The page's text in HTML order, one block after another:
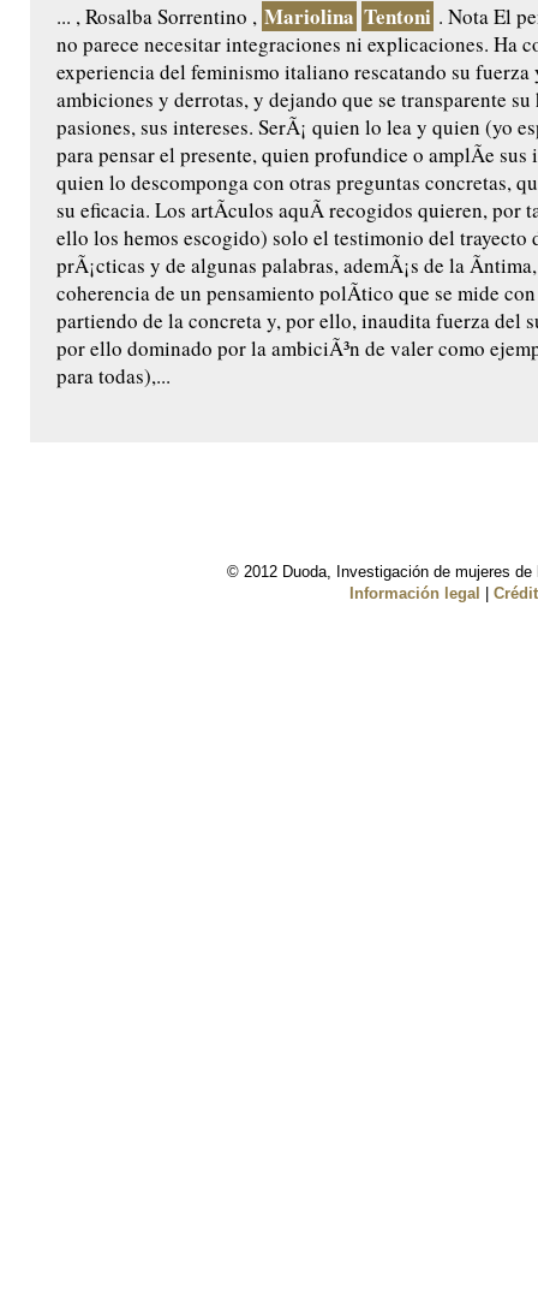
... , Rosalba Sorrentino , Mariolina Tentoni . Nota El
no parece necesitar integraciones ni explicaciones. Ha
experiencia del feminismo italiano rescatando su
ambiciones y derrotas, y dejando que se transparente
pasiones, sus intereses. SerÃ¡ quien lo lea y quien (yo
para pensar el presente, quien profundice o amplÃ­e
quien lo descomponga con otras preguntas concretas,
su eficacia. Los artÃ­culos aquÃ­ recogidos quieren, por
ello los hemos escogido) solo el testimonio del trayecto
prÃ¡cticas y de algunas palabras, ademÃ¡s de la
coherencia de un pensamiento polÃ­tico que se mide
partiendo de la concreta y, por ello, inaudita fuerza del
por ello dominado por la ambiciÃ³n de valer como
para todas),...
© 2012 Duoda, Investigación de mujeres
Información legal